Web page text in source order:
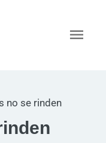
no se rinden